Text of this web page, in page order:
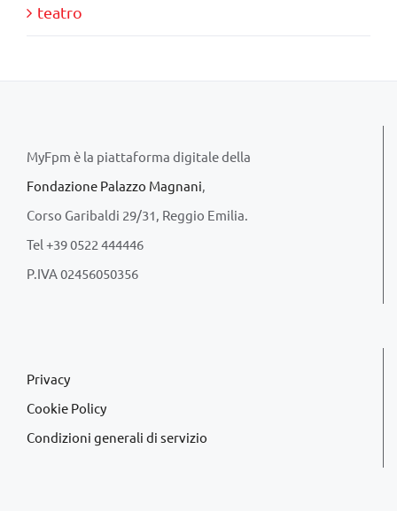
teatro
MyFpm è la piattaforma digitale della
Fondazione Palazzo Magnani,
Corso Garibaldi 29/31, Reggio Emilia.
Tel +39 0522 444446
P.IVA 02456050356
Privacy
Cookie Policy
Condizioni generali di servizio